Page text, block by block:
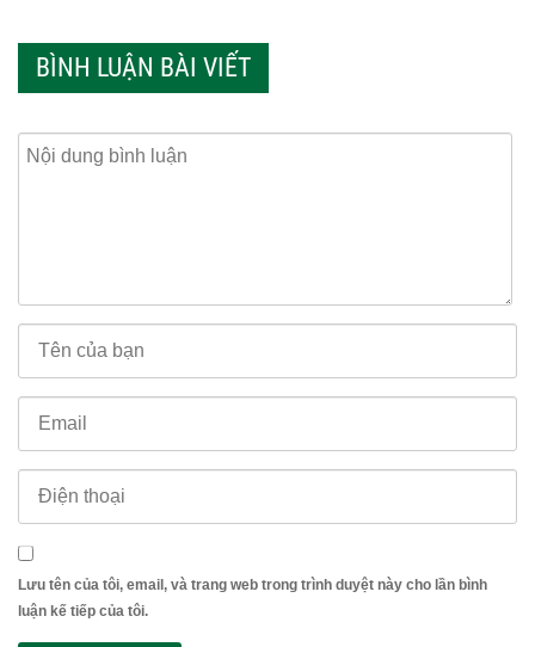
BÌNH LUẬN BÀI VIẾT
Lưu tên của tôi, email, và trang web trong trình duyệt này cho lần bình
luận kế tiếp của tôi.